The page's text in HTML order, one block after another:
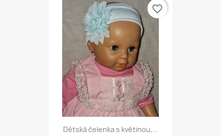
Dětská čelenka s květinou,...
favorite_border